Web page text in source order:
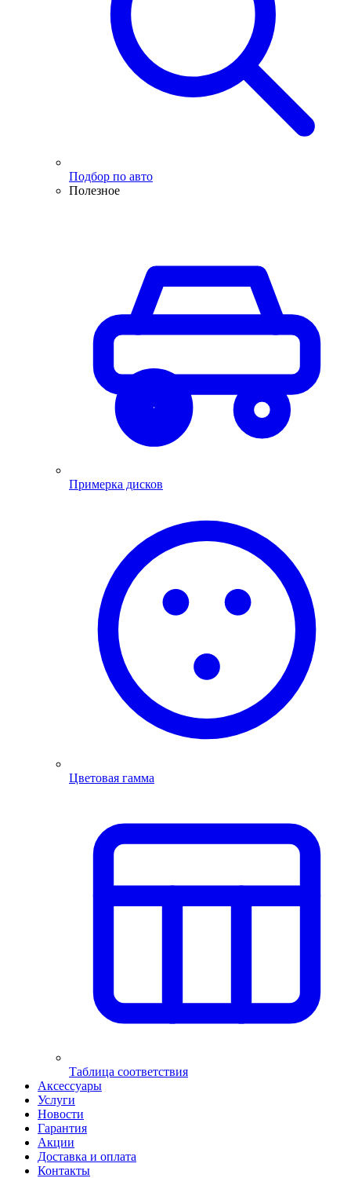
Подбор по авто
Полезное
Примерка дисков
Цветовая гамма
Таблица соответствия
Аксессуары
Услуги
Новости
Гарантия
Акции
Доставка и оплата
Контакты